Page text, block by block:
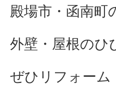
殿場市・函南町
外壁・屋根のひ
ぜひリフォーム